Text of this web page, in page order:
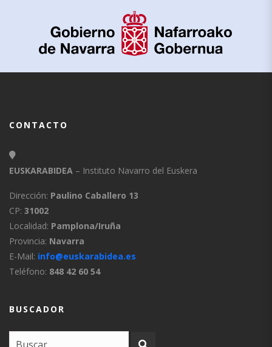
CONTACTO
EUSKARABIDEA – Instituto Navarro del Euskera
Dirección: Paulino Caballero 13
CP: 31002
Localidad: Pamplona/Iruña
Provincia: Navarra
E-Mail: info@euskarabidea.es
Teléfono: 848 42 60 54
BUSCADOR